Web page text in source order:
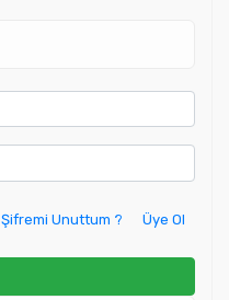
Üye Ol
Şifremi Unuttum ?